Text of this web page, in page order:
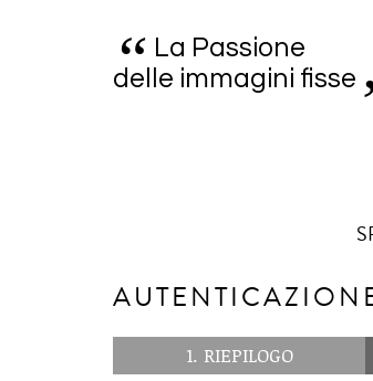
“ La Passione
delle immagini fisse
1. RIEPILOGO